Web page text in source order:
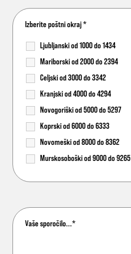
Izberite poštni okraj*
Ljubljanski od 1000 do 1434
Mariborski od 2000 do 2394
Celjski od 3000 do 3342
Kranjski od 4000 do 4294
Novogoriški od 5000 do 5297
Koprski od 6000 do 6333
Novomeški od 8000 do 8362
Murskosoboški od 9000 do 9265